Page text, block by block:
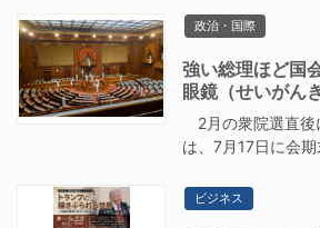
政治・国際
強い総理ほど国
眼鏡（せいがん
2月の衆院選直後
は、7月17日に会
ビジネス